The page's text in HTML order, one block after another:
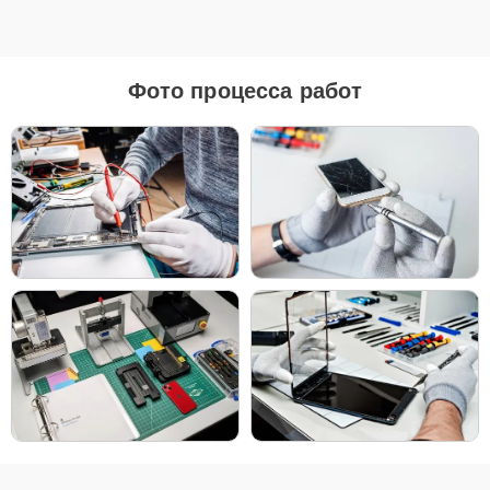
Как выбрать подходящие запчасти:
Если ваше устройство планируется использовать
длительное время, оригинальные запчасти — это
лучший выбор для обеспечения максимальной
совместимости и надежности.
Если планируется обновление устройства в
ближайшее время, можно рассмотреть установку
качественных аналогов для экономии, сохраняя
при этом высокие стандарты надежности.
Независимо от выбора, мы уверены в качестве всех деталей —
будь то оригинальные запчасти или надежные аналоги от
проверенных производителей.
Чтобы начать ремонт, просто позвоните по телефону +7 (958)
295-29-36 или оставьте
Заявку на сайте. Наш специалист
Фото процесса работ